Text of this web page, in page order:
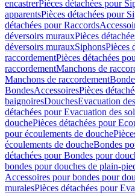
encastrerPièces détachées pour
apparentsPièces détachées pour
détachées pour Raccords
déversoirs murauxPièces
déversoirs murauxSiphonsPièces
raccordementPièces détachées
raccordementManchons de
Manchons de raccordement
BondesAccessoiresPièces
baignoiresDouchesEvacuation
détachées pour Evacuation des
douchePièces détachées pour
pour écoulements de douche
écoulements de doucheBondes
détachées pour Bondes pour
bondes pour douches de plain-
Accessoires pour bondes pour
muralesPièces détachées pour